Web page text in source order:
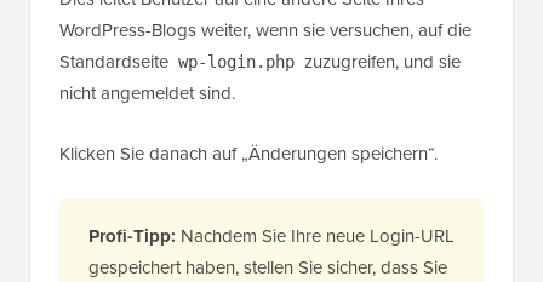
WordPress-Blogs weiter, wenn sie versuchen, auf die
Standardseite wp-login.php zuzugreifen, und sie
nicht angemeldet sind.
Klicken Sie danach auf „Änderungen speichern“.
Profi-Tipp: Nachdem Sie Ihre neue Login-URL
gespeichert haben, stellen Sie sicher, dass Sie